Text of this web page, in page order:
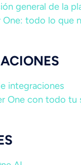
general de la
One: todo lo que
integraciones
One con todo tu